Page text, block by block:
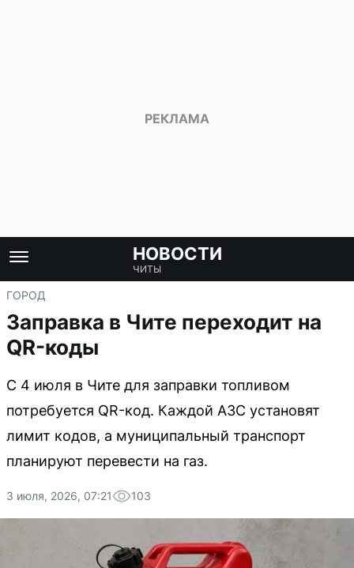
НОВОСТИ
ЧИТЫ
ГОРОД
Заправка в Чите переходит на
QR-коды
С 4 июля в Чите для заправки топливом
потребуется QR-код. Каждой АЗС установят
лимит кодов, а муниципальный транспорт
планируют перевести на газ.
3 июля, 2026, 07:21 103